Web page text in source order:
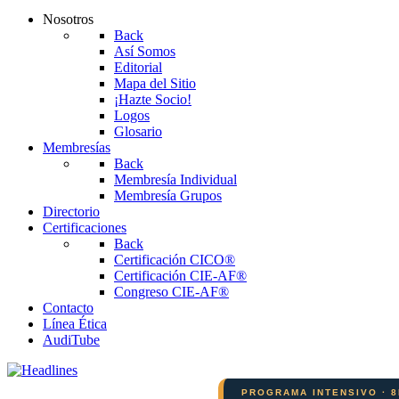
Nosotros
Back
Así Somos
Editorial
Mapa del Sitio
¡Hazte Socio!
Logos
Glosario
Membresías
Back
Membresía Individual
Membresía Grupos
Directorio
Certificaciones
Back
Certificación CICO®
Certificación CIE-AF®
Congreso CIE-AF®
Contacto
Línea Ética
AudiTube
PROGRAMA INTENSIVO ·